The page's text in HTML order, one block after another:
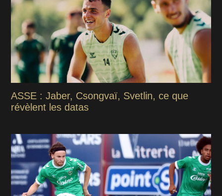
ASSE : Jaber, Csongvaï, Svetlin, ce que
révèlent les datas